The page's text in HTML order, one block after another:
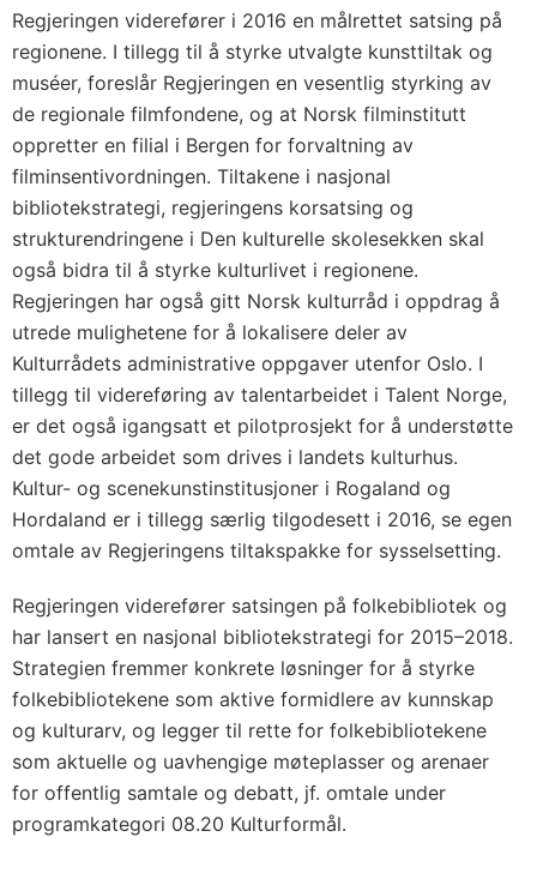
Regjeringen viderefører i 2016 en målrettet satsing på
regionene. I tillegg til å styrke utvalgte kunsttiltak og
muséer, foreslår Regjeringen en vesentlig styrking av
de regionale filmfondene, og at Norsk filminstitutt
oppretter en filial i Bergen for forvaltning av
filminsentivordningen. Tiltakene i nasjonal
bibliotekstrategi, regjeringens korsatsing og
strukturendringene i Den kulturelle skolesekken skal
også bidra til å styrke kulturlivet i regionene.
Regjeringen har også gitt Norsk kulturråd i oppdrag å
utrede mulighetene for å lokalisere deler av
Kulturrådets administrative oppgaver utenfor Oslo. I
tillegg til videreføring av talentarbeidet i Talent Norge,
er det også igangsatt et pilotprosjekt for å understøtte
det gode arbeidet som drives i landets kulturhus.
Kultur- og scenekunstinstitusjoner i Rogaland og
Hordaland er i tillegg særlig tilgodesett i 2016, se egen
omtale av Regjeringens tiltakspakke for sysselsetting.
Regjeringen viderefører satsingen på folkebibliotek og
har lansert en nasjonal bibliotekstrategi for 2015–2018.
Strategien fremmer konkrete løsninger for å styrke
folkebibliotekene som aktive formidlere av kunnskap
og kulturarv, og legger til rette for folkebibliotekene
som aktuelle og uavhengige møteplasser og arenaer
for offentlig samtale og debatt, jf. omtale under
programkategori 08.20 Kulturformål.